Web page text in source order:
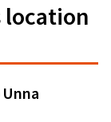
location